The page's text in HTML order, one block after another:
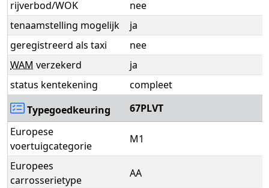
rijverbod/WOK
nee
tenaamstelling mogelijk
ja
geregistreerd als taxi
nee
WAM verzekerd
ja
status kentekening
compleet
Typegoedkeuring
67PLVT
Europese
voertuigcategorie
M1
Europees
carrosserietype
AA